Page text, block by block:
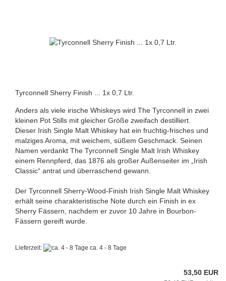
Tyrconnell Sherry Finish ... 1x 0,7 Ltr.
Anders als viele irische Whiskeys wird The Tyrconnell in zwei
kleinen Pot Stills mit gleicher Größe zweifach destilliert.
Dieser Irish Single Malt Whiskey hat ein fruchtig-frisches und
malziges Aroma, mit weichem, süßem Geschmack. Seinen
Namen verdankt The Tyrconnell Single Malt Irish Whiskey
einem Rennpferd, das 1876 als großer Außenseiter im „Irish
Classic“ antrat und überraschend gewann.
Der Tyrconnell Sherry-Wood-Finish Irish Single Malt Whiskey
erhält seine charakteristische Note durch ein Finish in ex
Sherry Fässern, nachdem er zuvor 10 Jahre in Bourbon-
Fässern gereift wurde.
Lieferzeit: ca. 4 - 8 Tage
53,50 EUR